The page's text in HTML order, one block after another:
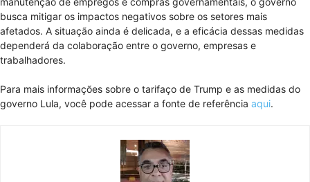
busca mitigar os impactos negativos sobre os setores mais
afetados. A situação ainda é delicada, e a eficácia dessas medidas
dependerá da colaboração entre o governo, empresas e
trabalhadores.
Para mais informações sobre o tarifaço de Trump e as medidas do
governo Lula, você pode acessar a fonte de referência aqui.